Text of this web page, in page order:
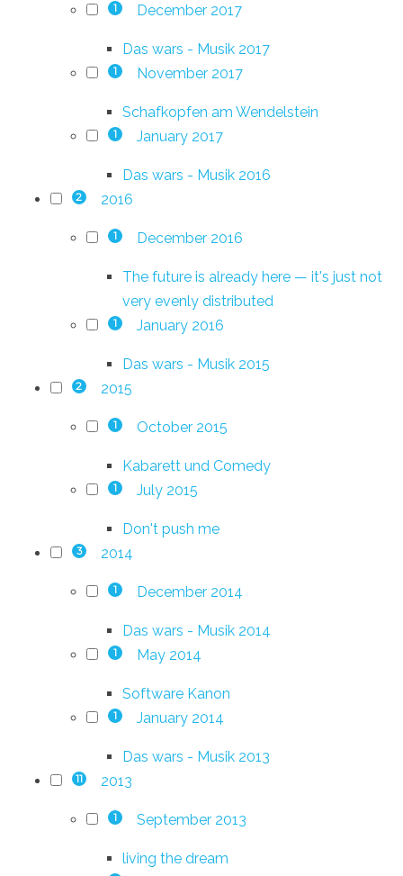
1 December 2017
Das wars - Musik 2017
1 November 2017
Schafkopfen am Wendelstein
1 January 2017
Das wars - Musik 2016
2 2016
1 December 2016
The future is already here — it's just not
very evenly distributed
1 January 2016
Das wars - Musik 2015
2 2015
1 October 2015
Kabarett und Comedy
1 July 2015
Don't push me
3 2014
1 December 2014
Das wars - Musik 2014
1 May 2014
Software Kanon
1 January 2014
Das wars - Musik 2013
11 2013
1 September 2013
living the dream